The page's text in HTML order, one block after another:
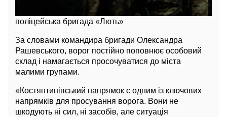
поліцейська бригада «Лють»
За словами командира бригади Олександра
Рашевського, ворог постійно поповнює особовий
склад і намагається просочуватися до міста
малими групами.
«Костянтинівський напрямок є одним із ключових
напрямків для просування ворога. Вони не
шкодують ні сил, ні засобів, але ситуація